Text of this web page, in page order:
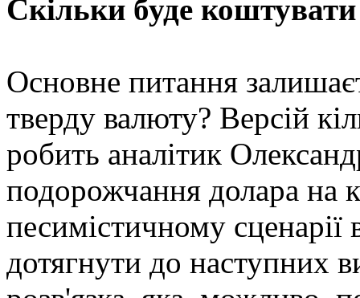
Скільки буде коштувати
Основне питання
тверду валюту? Версій
робить аналітик
подорожчання долара на
песимістичному сценарії
дотягнути до наступних